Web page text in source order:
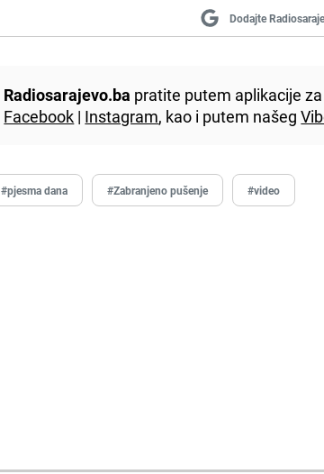
Dodajte
Radiosarajevo.ba pratite putem aplikacije
Facebook | Instagram, kao i putem našeg
#pjesma dana #Zabranjeno pušenje #video